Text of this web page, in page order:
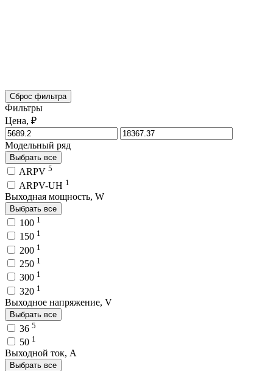
Сброс фильтра
Фильтры
Цена, ₽
Модельный ряд
Выбрать все
ARPV 5
ARPV-UH 1
Выходная мощность, W
Выбрать все
100 1
150 1
200 1
250 1
300 1
320 1
Выходное напряжение, V
Выбрать все
36 5
50 1
Выходной ток, A
Выбрать все